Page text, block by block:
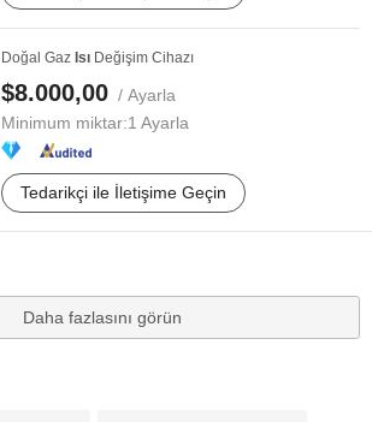
Doğal Gaz Isı Değişim Cihazı
$8.000,00 / Ayarla
Minimum miktar:1 Ayarla
Tedarikçi ile İletişime Geçin
Daha fazlasını görün